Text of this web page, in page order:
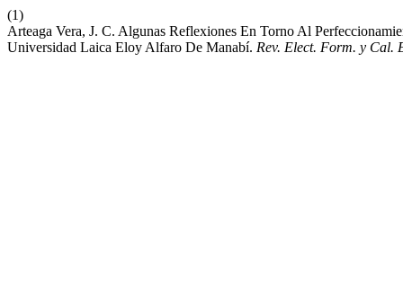
(1)
Arteaga Vera, J. C. Algunas Reflexiones En Torno Al
Universidad Laica Eloy Alfaro De Manabí. Rev. Elect. Form. y Cal.